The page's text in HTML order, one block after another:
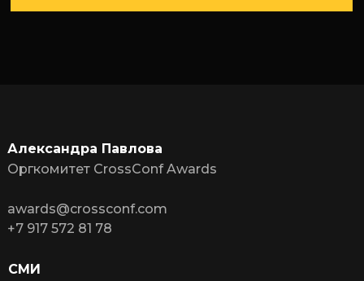
awards@crossconf.com
+7 917 572 81 78
Александра Павлова
Оргкомитет CrossConf Awards
СМИ